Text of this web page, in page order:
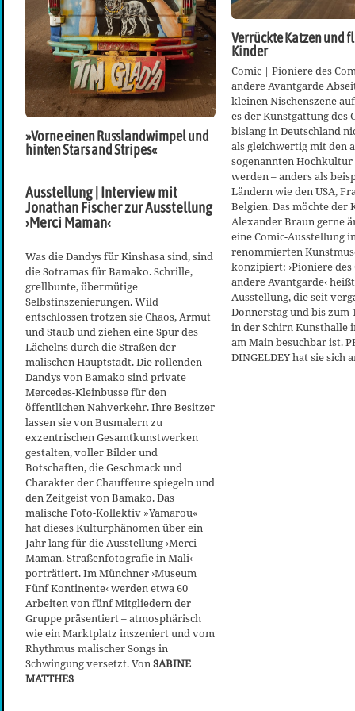
»Vorne einen Russlandwimpel und
hinten Stars and Stripes«
Ausstellung | Interview mit
Jonathan Fischer zur Ausstellung
›Merci Maman‹
Was die Dandys für Kinshasa sind, sind
die Sotramas für Bamako. Schrille,
grellbunte, übermütige
Selbstinszenierungen. Wild
entschlossen trotzen sie Chaos, Armut
und Staub und ziehen eine Spur des
Lächelns durch die Straßen der
malischen Hauptstadt. Die rollenden
Dandys von Bamako sind private
Mercedes-Kleinbusse für den
öffentlichen Nahverkehr. Ihre Besitzer
lassen sie von Busmalern zu
exzentrischen Gesamtkunstwerken
gestalten, voller Bilder und
Botschaften, die Geschmack und
Charakter der Chauffeure spiegeln und
den Zeitgeist von Bamako. Das
malische Foto-Kollektiv »Yamarou«
hat dieses Kulturphänomen über ein
Jahr lang für die Ausstellung ›Merci
Maman. Straßenfotografie in Mali‹
porträtiert. Im Münchner ›Museum
Fünf Kontinente‹ werden etwa 60
Arbeiten von fünf Mitgliedern der
Gruppe präsentiert – atmosphärisch
wie ein Marktplatz inszeniert und vom
Rhythmus malischer Songs in
Schwingung versetzt. VonSABINE
MATTHES
Verrückte Katzen und
Kinder
Comic | Pioniere des
andere Avantgarde
kleinen Nischenszene
es der Kunstgattung des
bislang in Deutschland
als gleichwertig mit den
sogenannten
werden – anders als
Ländern wie den USA,
Belgien. Das möchte der
Alexander Braun gerne
eine Comic-Ausstellung
renommierten
konzipiert: ›Pioniere des
andere Avantgarde‹
Ausstellung, die seit
Donnerstag und bis zum
in der Schirn Kunsthalle
am Main besuchbar ist.
DINGELDEY hat sie sich